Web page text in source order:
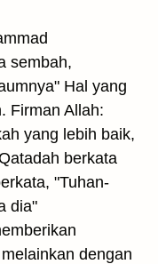
sembah,
Hal yang
Firman Allah:
yang lebih baik,
berkata
"Tuhan-
dia"
dengan